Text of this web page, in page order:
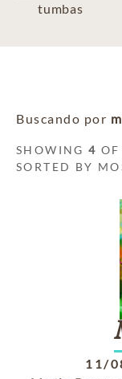
tumbas
Buscando por
SHOWING4
SORTED BY
11/